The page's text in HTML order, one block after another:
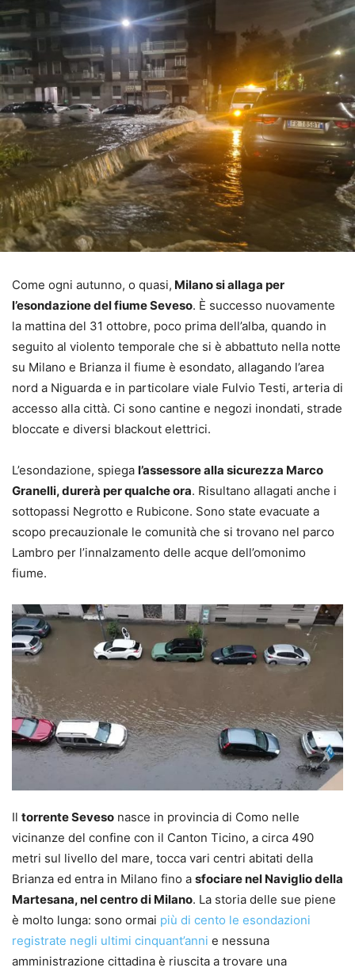
Come ogni autunno, o quasi, Milano si allaga per
l’esondazione del fiume Seveso. È successo nuovamente
la mattina del 31 ottobre, poco prima dell’alba, quando in
seguito al violento temporale che si è abbattuto nella notte
su Milano e Brianza il fiume è esondato, allagando l’area
nord a Niguarda e in particolare viale Fulvio Testi, arteria di
accesso alla città. Ci sono cantine e negozi inondati, strade
bloccate e diversi blackout elettrici.
L’esondazione, spiega l’assessore alla sicurezza Marco
Granelli, durerà per qualche ora. Risultano allagati anche i
sottopassi Negrotto e Rubicone. Sono state evacuate a
scopo precauzionale le comunità che si trovano nel parco
Lambro per l’innalzamento delle acque dell’omonimo
fiume.
Il torrente Seveso nasce in provincia di Como nelle
vicinanze del confine con il Canton Ticino, a circa 490
metri sul livello del mare, tocca vari centri abitati della
Brianza ed entra in Milano fino a sfociare nel Naviglio della
Martesana, nel centro di Milano. La storia delle sue piene
è molto lunga: sono ormai più di cento le esondazioni
registrate negli ultimi cinquant’anni e nessuna
amministrazione cittadina è riuscita a trovare una